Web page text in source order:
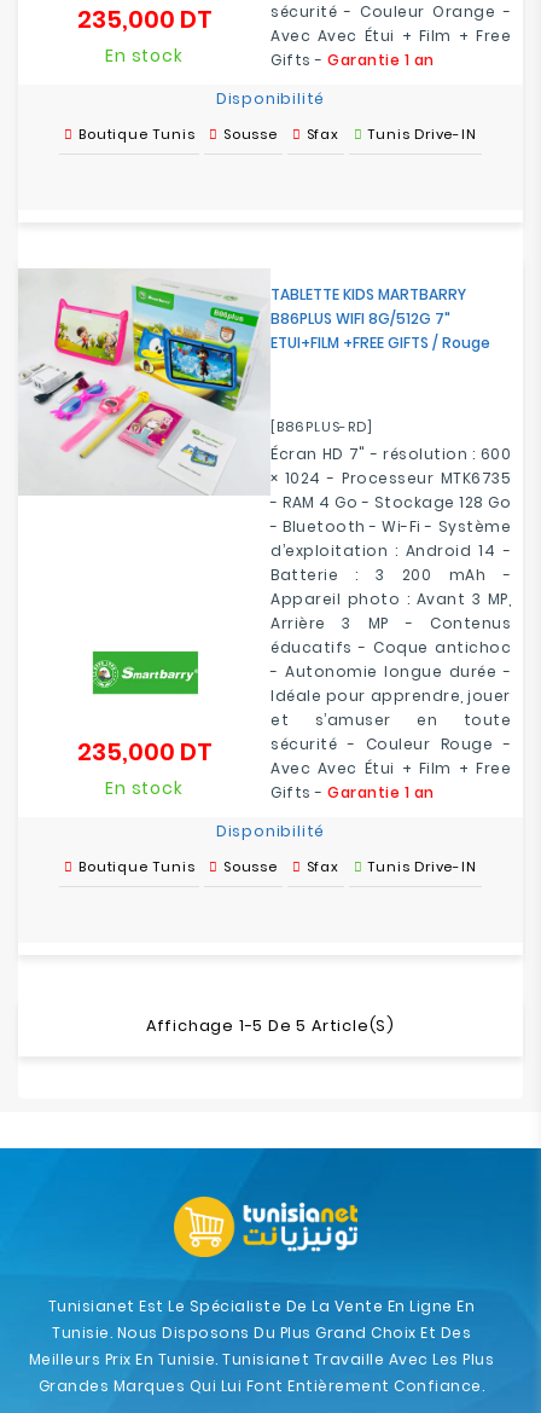
sécurité - Couleur Orange -
Avec Avec Étui + Film + Free
Gifts - Garantie 1 an
235,000 DTPrix
En stock
Disponibilité
Boutique Tunis Sousse Sfax Tunis Drive-IN
TABLETTE KIDS MARTBARRY
B86PLUS WIFI 8G/512G 7"
ETUI+FILM +FREE GIFTS / Rouge
[B86PLUS-RD]
Écran HD 7" - résolution : 600
× 1024 - Processeur MTK6735
- RAM 4 Go - Stockage 128 Go
-Bluetooth - Wi-Fi - Système
d’exploitation : Android 14 -
Batterie : 3 200 mAh -
Appareil photo : Avant 3 MP,
Arrière 3 MP - Contenus
éducatifs - Coque antichoc
- Autonomie longue durée -
Idéale pour apprendre, jouer
et s’amuser en toute
sécurité - Couleur Rouge -
Avec Avec Étui + Film + Free
Gifts - Garantie 1 an
235,000 DTPrix
En stock
Disponibilité
Boutique Tunis Sousse Sfax Tunis Drive-IN
Affichage 1-5 De 5 Article(s)
Tunisianet Est Le Spécialiste De La Vente En Ligne En
Tunisie. Nous Disposons Du Plus Grand Choix Et Des
Meilleurs Prix En Tunisie. Tunisianet Travaille Avec Les Plus
Grandes Marques Qui Lui Font Entièrement Confiance.